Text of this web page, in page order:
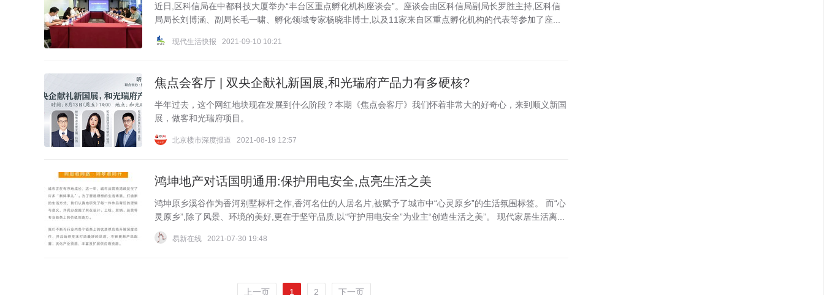
近日,区科信局在中都科技大厦举办“丰台区重点孵化机构座谈会”。座谈会由区科信局副局长罗胜主持,区科信
局局长刘博涵、副局长毛一啸、孵化领域专家杨晓非博士,以及11家来自区重点孵化机构的代表等参加了座...
现代生活快报 2021-09-10 10:21
焦点会客厅 | 双央企献礼新国展,和光瑞府产品力有多硬核?
半年过去，这个网红地块现在发展到什么阶段？本期《焦点会客厅》我们怀着非常大的好奇心，来到顺义新国
展，做客和光瑞府项目。
北京楼市深度报道 2021-08-19 12:57
鸿坤地产对话国明通用:保护用电安全,点亮生活之美
鸿坤原乡溪谷作为香河别墅标杆之作,香河名仕的人居名片,被赋予了城市中“心灵原乡”的生活氛围标签。 而“心
灵原乡”,除了风景、环境的美好,更在于坚守品质,以“守护用电安全”为业主“创造生活之美”。 现代家居生活离...
易新在线 2021-07-30 19:48
上一页 1 2 下一页